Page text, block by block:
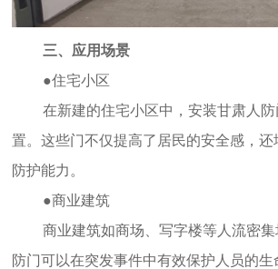
三、应用场景
●住宅小区
在新建的住宅小区中，安装甘肃 人
置。这些门不仅提高了居民的安全感，
防护能力。
●商业建筑
商业建筑如商场、写字楼等人流密
防门可以在突发事件中有效保护人员的